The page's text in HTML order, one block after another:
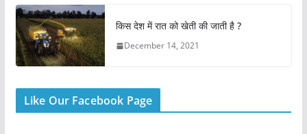
किस देश में रात को खेती की जाती है ?
December 14, 2021
Like Our Facebook Page